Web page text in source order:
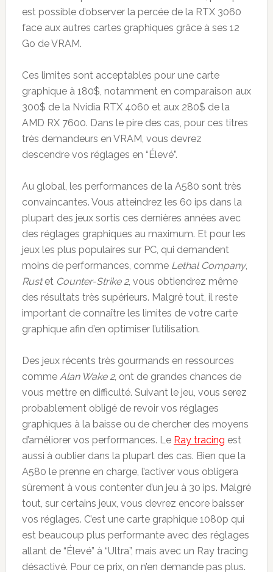
est possible d’observer la percée de la RTX 3060
face aux autres cartes graphiques grâce à ses 12
Go de VRAM.
Ces limites sont acceptables pour une carte
graphique à 180$, notamment en comparaison aux
300$ de la Nvidia RTX 4060 et aux 280$ de la
AMD RX 7600. Dans le pire des cas, pour ces titres
très demandeurs en VRAM, vous devrez
descendre vos réglages en “Élevé”.
Au global, les performances de la A580 sont très
convaincantes. Vous atteindrez les 60 ips dans la
plupart des jeux sortis ces dernières années avec
des réglages graphiques au maximum. Et pour les
jeux les plus populaires sur PC, qui demandent
moins de performances, comme Lethal Company,
Rustet Counter-Strike 2, vous obtiendrez même
des résultats très supérieurs. Malgré tout, il reste
important de connaître les limites de votre carte
graphique afin d’en optimiser l’utilisation.
Des jeux récents très gourmands en ressources
comme Alan Wake 2, ont de grandes chances de
vous mettre en difficulté. Suivant le jeu, vous serez
probablement obligé de revoir vos réglages
graphiques à la baisse ou de chercher des moyens
d’améliorer vos performances. Le Ray tracing est
aussi à oublier dans la plupart des cas. Bien que la
A580 le prenne en charge, l’activer vous obligera
sûrement à vous contenter d’un jeu à 30 ips. Malgré
tout, sur certains jeux, vous devrez encore baisser
vos réglages. C’est une carte graphique 1080p qui
est beaucoup plus performante avec des réglages
allant de “Élevé” à “Ultra”, mais avec un Ray tracing
désactivé. Pour ce prix, on n’en demande pas plus.